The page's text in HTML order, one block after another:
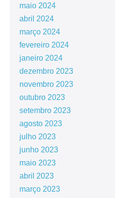
maio 2024
abril 2024
março 2024
fevereiro 2024
janeiro 2024
dezembro 2023
novembro 2023
outubro 2023
setembro 2023
agosto 2023
julho 2023
junho 2023
maio 2023
abril 2023
março 2023